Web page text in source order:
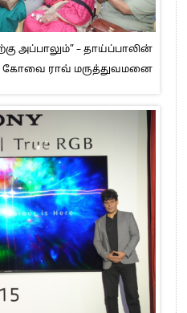
அப்பாலும்” – தாய்ப்பாலின்
கோவை ராவ் மருத்துவமனை